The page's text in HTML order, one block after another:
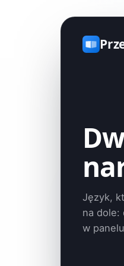
Język,
na dole:
w